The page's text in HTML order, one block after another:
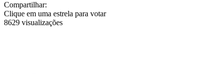
Compartilhar:
Clique em uma estrela para votar
8629 visualizações